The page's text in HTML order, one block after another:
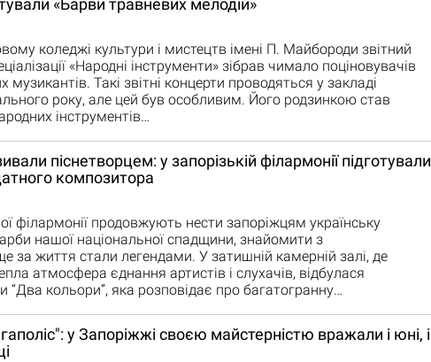
«Барви травневих мелодій»
коледжі культури і мистецтв імені П. Майбороди звітний
«Народні інструменти» зібрав чимало поціновувачів
музикантів. Такі звітні концерти проводяться у закладі
року, але цей був особливим. Його родзинкою став
інструментів…
піснетворцем: у запорізькій філармонії підготували
композитора
філармонії продовжують нести запоріжцям українську
нашої національної спадщини, знайомити з
за життя стали легендами. У затишній камерній залі, де
атмосфера єднання артистів і слухачів, відбулася
“Два кольори”, яка розповідає про багатогранну…
у Запоріжжі своєю майстерністю вражали і юні, і